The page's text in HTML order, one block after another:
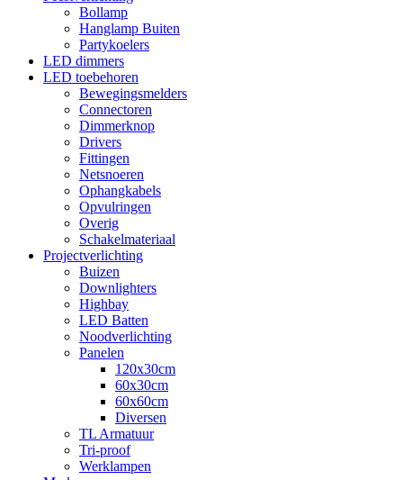
Bollamp
Hanglamp Buiten
Partykoelers
LED dimmers
LED toebehoren
Bewegingsmelders
Connectoren
Dimmerknop
Drivers
Fittingen
Netsnoeren
Ophangkabels
Opvulringen
Overig
Schakelmateriaal
Projectverlichting
Buizen
Downlighters
Highbay
LED Batten
Noodverlichting
Panelen
120x30cm
60x30cm
60x60cm
Diversen
TL Armatuur
Tri-proof
Werklampen